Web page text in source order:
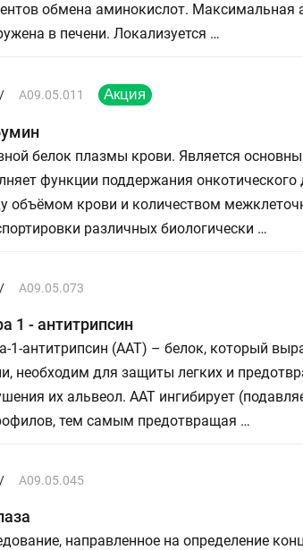
обмена аминокислот. Максимальная
в печени. Локализуется …
/ A09.05.011
белок плазмы крови. Является
функции поддержания онкотического
объёмом крови и количеством
различных биологически …
/ A09.05.073
1 - антитрипсин
1-антитрипсин (ААТ) – белок, который
необходим для защиты легких и
их альвеол. ААТ ингибирует
тем самым предотвращая …
/ A09.05.045
направленное на определение